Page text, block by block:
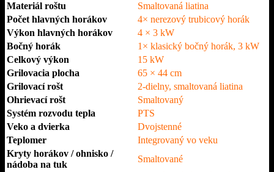
Materiál roštu
Smaltovaná liatina
Počet hlavných horákov
4× nerezový trubicový horák
Výkon hlavných horákov
4 × 3 kW
Bočný horák
1× klasický bočný horák, 3 kW
Celkový výkon
15 kW
Grilovacia plocha
65 × 44 cm
Grilovací rošt
2-dielny, smaltovaná liatina
Ohrievací rošt
Smaltovaný
Systém rozvodu tepla
PTS
Veko a dvierka
Dvojstenné
Teplomer
Integrovaný vo veku
Kryty horákov / ohnisko /
nádoba na tuk
Smaltované